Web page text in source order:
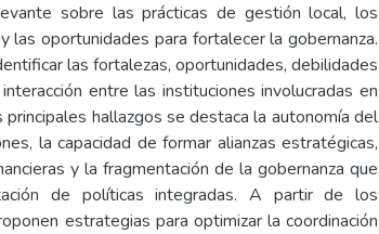
sobre las prácticas de gestión local, los
las oportunidades para fortalecer la gobernanza.
las fortalezas, oportunidades, debilidades
entre las instituciones involucradas en
hallazgos se destaca la autonomía del
la capacidad de formar alianzas estratégicas,
y la fragmentación de la gobernanza que
de políticas integradas. A partir de los
estrategias para optimizar la coordinación